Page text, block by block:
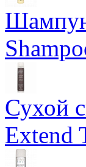
Сухой
Extend